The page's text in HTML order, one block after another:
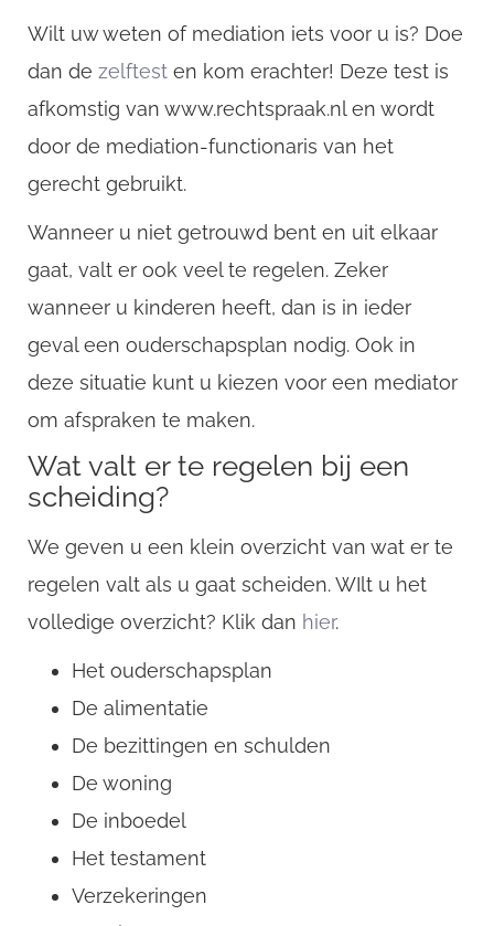
Wilt uw weten of mediation iets voor u is? Doe
dan de zelftest en kom erachter! Deze test is
afkomstig van www.rechtspraak.nl en wordt
door de mediation-functionaris van het
gerecht gebruikt.
Wanneer u niet getrouwd bent en uit elkaar
gaat, valt er ook veel te regelen. Zeker
wanneer u kinderen heeft, dan is in ieder
geval een ouderschapsplan nodig. Ook in
deze situatie kunt u kiezen voor een mediator
om afspraken te maken.
Wat valt er te regelen bij een
scheiding?
We geven u een klein overzicht van wat er te
regelen valt als u gaat scheiden. WIlt u het
volledige overzicht? Klik dan hier.
Het ouderschapsplan
De alimentatie
De bezittingen en schulden
De woning
De inboedel
Het testament
Verzekeringen
CompanyName
Username
Email